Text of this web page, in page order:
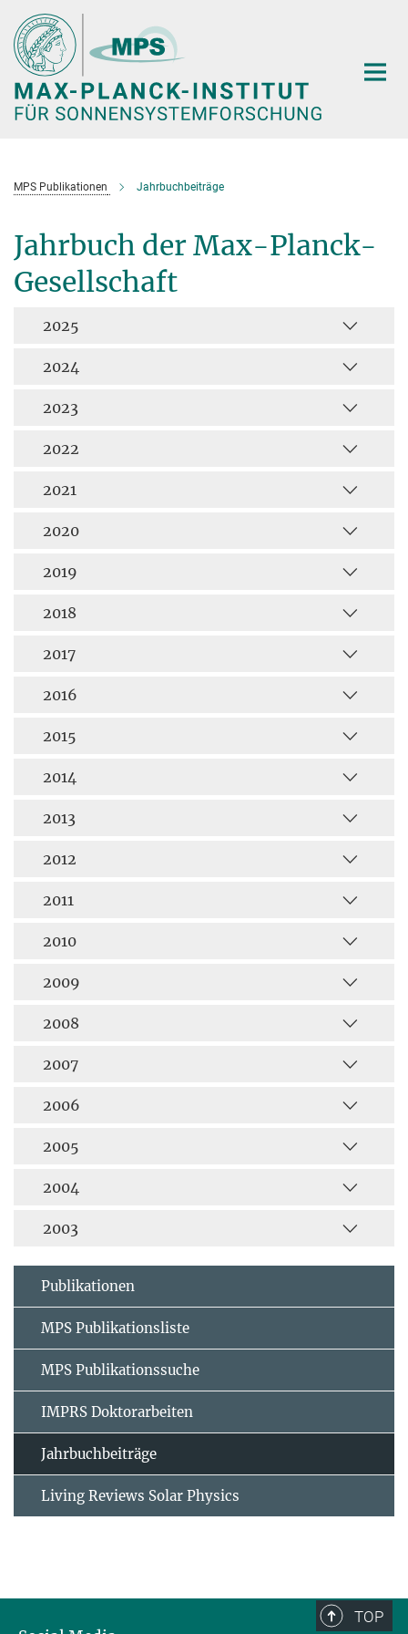
Hauptinhalt
MPS Publikationen Jahrbuchbeiträge
Jahrbuch der Max-Planck-
Gesellschaft
2025
2024
2023
2022
2021
2020
2019
2018
2017
2016
2015
2014
2013
2012
2011
2010
2009
2008
2007
2006
2005
2004
2003
Publikationen
MPS Publikationsliste
MPS Publikationssuche
IMPRS Doktorarbeiten
Jahrbuchbeiträge
Living Reviews Solar Physics
TOP